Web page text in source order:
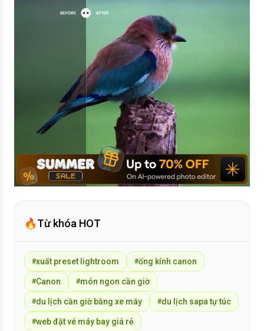
🔥Từ khóa HOT
#xuất preset lightroom #ống kính canon
#Canon #món ngon cần giờ
#du lịch cần giờ bằng xe máy #du lịch sapa tự túc
#web đặt vé máy bay giá rẻ